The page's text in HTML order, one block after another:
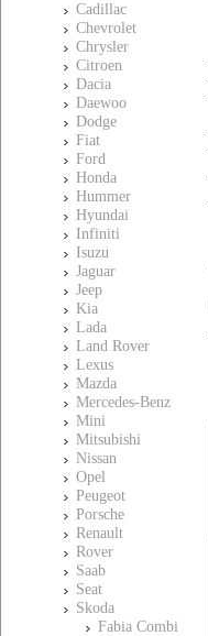
Cadillac
Chevrolet
Chrysler
Citroen
Dacia
Daewoo
Dodge
Fiat
Ford
Honda
Hummer
Hyundai
Infiniti
Isuzu
Jaguar
Jeep
Kia
Lada
Land Rover
Lexus
Mazda
Mercedes-Benz
Mini
Mitsubishi
Nissan
Opel
Peugeot
Porsche
Renault
Rover
Saab
Seat
Skoda
Fabia Combi